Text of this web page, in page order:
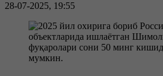
28-07-2025, 19:55